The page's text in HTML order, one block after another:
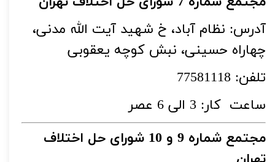
آدرس: نظام آباد، خ شهید آیت الله مدنی،
چهاراه حسینی، نبش کوچه یعقوبی
تلفن: 77581118
ساعت کار: 3 الی 6 عصر
مجتمع شماره 9 و 10 شورای حل اختلاف